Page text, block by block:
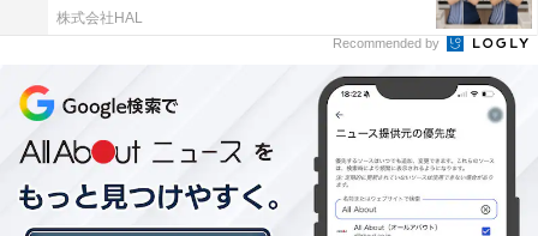
株式会社HAL
Recommended by